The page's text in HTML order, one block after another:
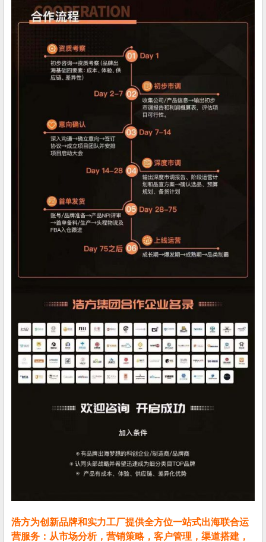
浩方为创新品牌和实力工厂提供全方位一站式出海联合运
营服务：从市场分析，营销策略，客户管理，渠道搭建，